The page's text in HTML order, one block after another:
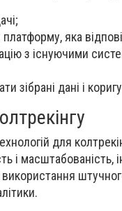
яка
з існуючими
зібрані дані і
для
і